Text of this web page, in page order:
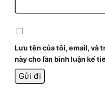
Lưu tên của tôi, email, và
này cho lần bình luận kế